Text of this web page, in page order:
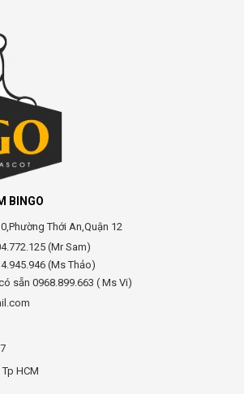
BINGO
Thới An,Quận 12
(Mr Sam)
(Ms Thảo)
sẵn 0968.899.663 ( Ms Vi)
HCM